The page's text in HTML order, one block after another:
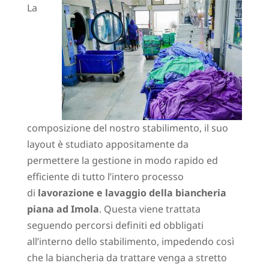
La
composizione del nostro stabilimento, il suo
layout è studiato appositamente da
permettere la gestione in modo rapido ed
efficiente di tutto l’intero processo
di lavorazione e lavaggio della biancheria
piana ad Imola. Questa viene trattata
seguendo percorsi definiti ed obbligati
all’interno dello stabilimento, impedendo così
che la biancheria da trattare venga a stretto